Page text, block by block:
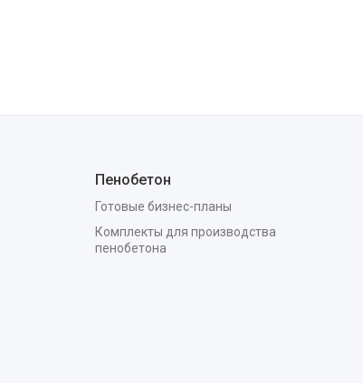
Пенобетон
Готовые бизнес-планы
Комплекты для производства
пенобетона